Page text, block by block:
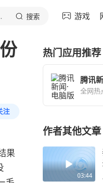
划 搜索 游戏
注
果
热门应用推荐
腾讯
全网热
作者其他文章
03:44